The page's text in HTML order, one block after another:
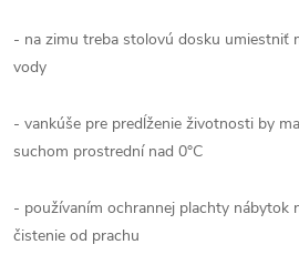
- na zimu treba stolovú dosku umiestniť
vody
- vankúše pre predĺženie životnosti by
suchom prostrední nad 0°C
- používaním ochrannej plachty nábytok
čistenie od prachu